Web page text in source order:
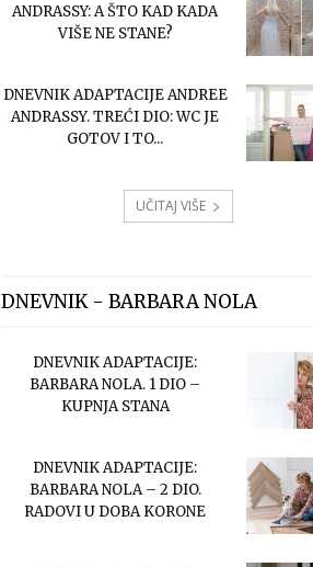
ANDRASSY: A ŠTO KAD KADA
VIŠE NE STANE?
DNEVNIK ADAPTACIJE ANDREE
ANDRASSY. TREĆI DIO: WC JE
GOTOV I TO...
UČITAJ VIŠE
DNEVNIK - BARBARA NOLA
DNEVNIK ADAPTACIJE:
BARBARA NOLA. 1 DIO –
KUPNJA STANA
DNEVNIK ADAPTACIJE:
BARBARA NOLA – 2 DIO.
RADOVI U DOBA KORONE